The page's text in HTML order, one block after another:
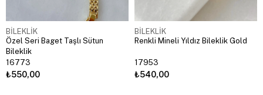
BİLEKLİK
Özel Seri Baget Taşlı Sütun
Bileklik
16773
₺550,00
BİLEKLİK
Renkli Mineli Yıldız Bileklik Gold
17953
₺540,00